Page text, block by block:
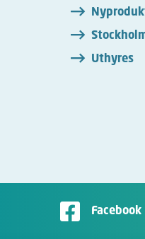
Uthyres
Facebook